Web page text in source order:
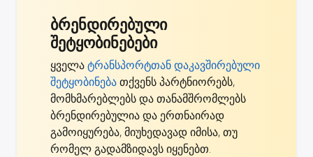
ბრენდირებული
შეტყობინებები
ყველატრანსპორტთან დაკავშირებული
შეტყობინებათქვენს პარტნიორებს,
მომხმარებლებს და თანამშრომლებს
ბრენდირებულია და ერთნაირად
გამოიყურება, მიუხედავად იმისა, თუ
რომელ გადამზიდავს იყენებთ.